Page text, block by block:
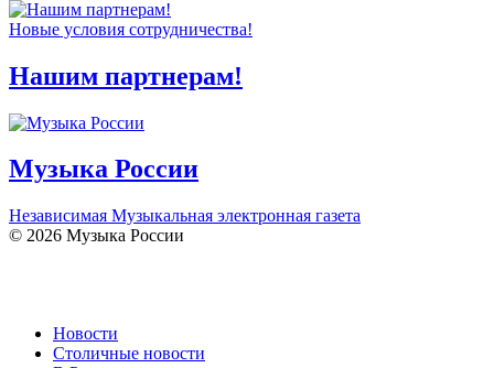
Новые условия сотрудничества!
Нашим партнерам!
Музыка России
Независимая Музыкальная электронная газета
© 2026 Музыка России
Новости
Столичные новости